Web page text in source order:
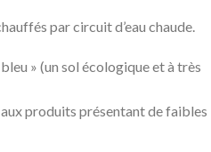
par circuit d’eau chaude.
» (un sol écologique et à très
produits présentant de faibles